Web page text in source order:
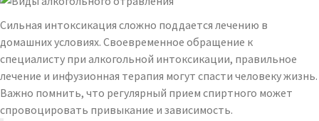
Сильная интоксикация сложно поддается лечению в
домашних условиях. Своевременное обращение к
специалисту при алкогольной интоксикации, правильное
лечение и инфузионная терапия могут спасти человеку жизнь.
Важно помнить, что регулярный прием спиртного может
спровоцировать привыкание и зависимость.